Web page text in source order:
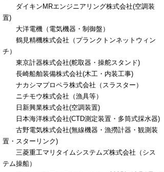
ダイキンMRエンジニアリング株式会社(空調装
置)
大洋電機（電気機器・制御盤）
鶴見精機株式会社（プランクトンネットウィン
チ）
東京計器株式会社(舵取器・操舵スタンド)
長崎船舶装備株式会社(木工・内装工事)
ナカシマプロペラ株式会社（スラスター）
ニチモウ株式会社（漁具等）
日新興業株式会社(空調装置)
日本海洋株式会社(CTD測定装置・多筒式採水器)
古野電気株式会社(無線機器・漁撈計器・観測装
置・スターリンク)
三菱重工マリタイムシステムズ株式会社（シス
テム操船）